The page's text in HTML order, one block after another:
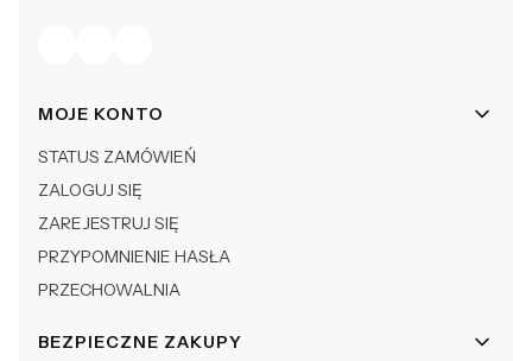
Linki w stopce
MOJE KONTO
STATUS ZAMÓWIEŃ
ZALOGUJ SIĘ
ZAREJESTRUJ SIĘ
PRZYPOMNIENIE HASŁA
PRZECHOWALNIA
BEZPIECZNE ZAKUPY